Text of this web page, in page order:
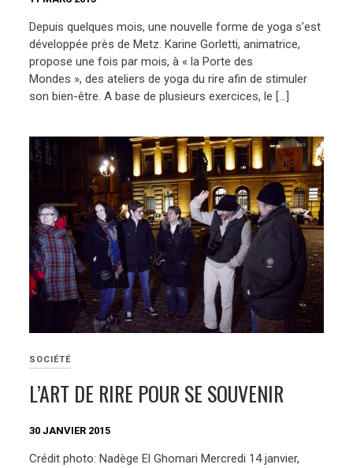
Depuis quelques mois, une nouvelle forme de yoga s’est
développée près de Metz. Karine Gorletti, animatrice,
propose une fois par mois, à « la Porte des
Mondes », des ateliers de yoga du rire afin de stimuler
son bien-être. A base de plusieurs exercices, le […]
SOCIÉTÉ
L’ART DE RIRE POUR SE SOUVENIR
30 JANVIER 2015
Crédit photo: Nadège El Ghomari Mercredi 14 janvier,